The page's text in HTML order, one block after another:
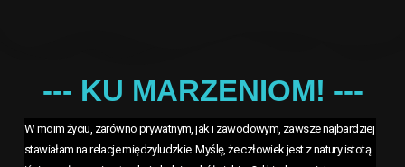
--- KU MARZENIOM! ---
W moim życiu, zarówno prywatnym, jak i zawodowym, zawsze najbardziej
stawiałam na relacje międzyludzkie. Myślę, że człowiek jest z natury istotą